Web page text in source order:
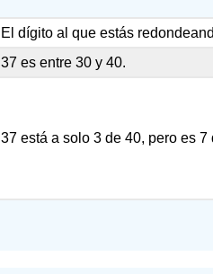
El dígito al que estás
37 es entre 30 y 40.
37 está a solo 3 de 40, pero es